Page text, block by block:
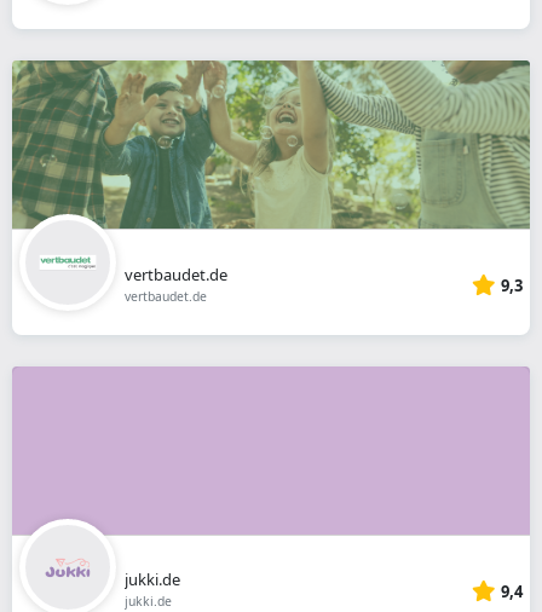
vertbaudet.de
vertbaudet.de 9,3
jukki.de
jukki.de 9,4